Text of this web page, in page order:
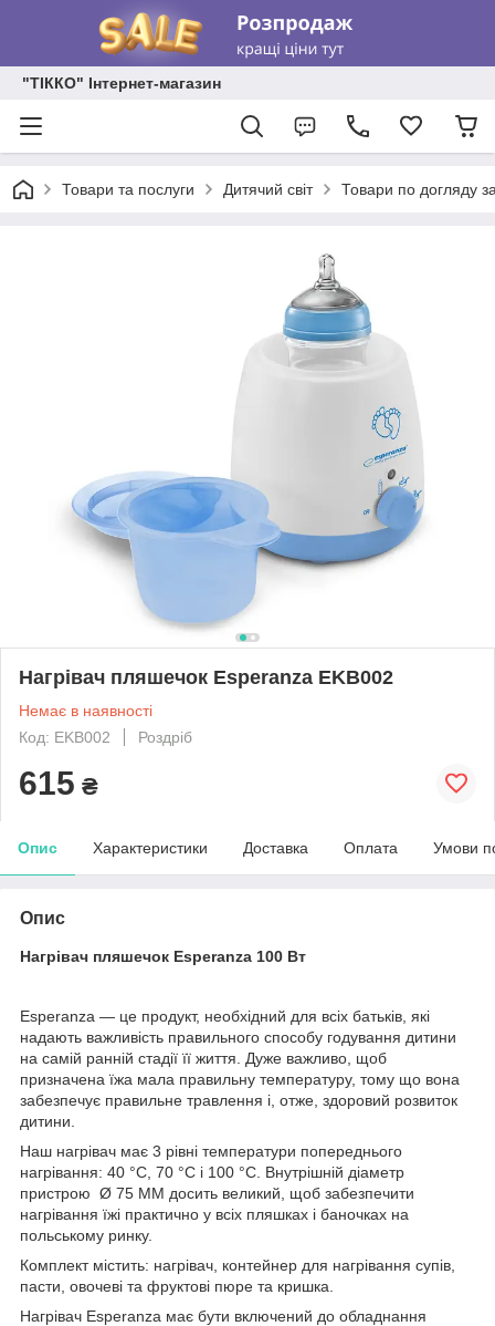
"ТІККО" Інтернет-магазин
Товари та послуги Дитячий світ Товари по догляду
Нагрівач пляшечок Esperanza EKB002
Немає в наявності
Код: EKB002
Роздріб
615 ₴
Опис Характеристики Доставка Оплата Умови
Опис
Нагрівач пляшечок Esperanza 100 Вт
Esperanza — це продукт, необхідний для всіх батьків, які
надають важливість правильного способу годування дитини
на самій ранній стадії її життя. Дуже важливо, щоб
призначена їжа мала правильну температуру, тому що вона
забезпечує правильне травлення і, отже, здоровий розвиток
дитини.
Наш нагрівач має 3 рівні температури попереднього
нагрівання: 40 °C, 70 °C і 100 °C. Внутрішній діаметр
пристрою Ø 75 ММ досить великий, щоб забезпечити
нагрівання їжі практично у всіх пляшках і баночках на
польському ринку.
Комплект містить: нагрівач, контейнер для нагрівання супів,
пасти, овочеві та фруктові пюре та кришка.
Нагрівач Esperanza має бути включений до обладнання